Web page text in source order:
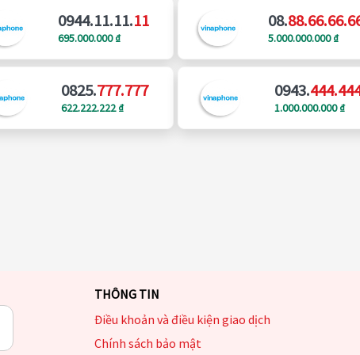
0944.11.11.11
695.000.000 ₫
08.
5.000.000.000 ₫
0825.777.777
622.222.222 ₫
0943.
1.000.000.000 ₫
THÔNG TIN
Điều khoản và điều kiện giao dịch
Chính sách bảo mật